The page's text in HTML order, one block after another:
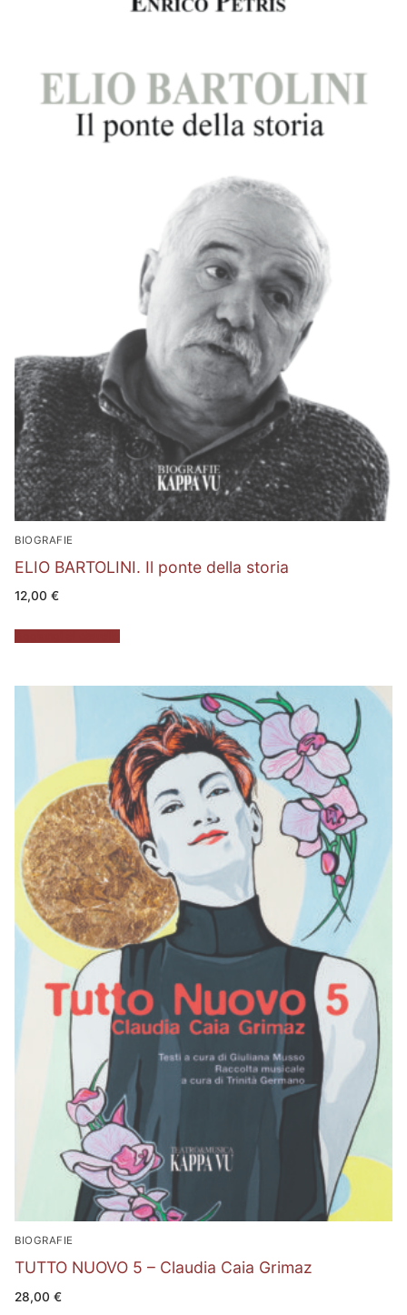
BIOGRAFIE
ELIO BARTOLINI. Il ponte della storia
12,00 €
BIOGRAFIE
TUTTO NUOVO 5 – Claudia Caia Grimaz
28,00 €